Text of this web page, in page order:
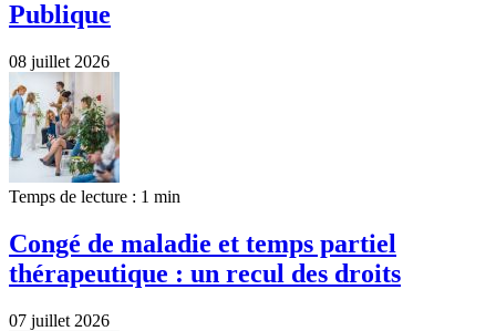
Publique
08 juillet 2026
Temps de lecture : 1 min
Congé de maladie et temps partiel
thérapeutique : un recul des droits
07 juillet 2026